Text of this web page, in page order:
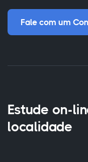
Fale com um
Estude on-
localidade